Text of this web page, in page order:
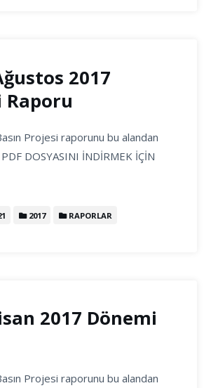
2017
Raporu
Projesi raporunu bu alandan
DOSYASINI İNDİRMEK İÇİN
2017 RAPORLAR
2017 Dönemi
Projesi raporunu bu alandan